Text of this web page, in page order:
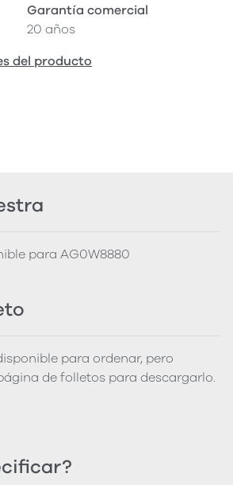
Garantía comercial
20 años
del producto
para AG0W8880
para ordenar, pero
de folletos para descargarlo.